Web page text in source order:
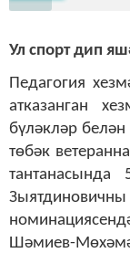
Ул спорт дип
Педагогия
атказанган
бүләкләр белән
төбәк
Шәмиев-